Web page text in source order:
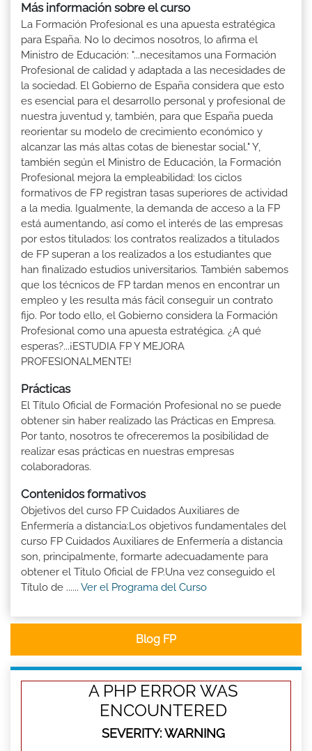
Más información sobre el curso
La Formación Profesional es una apuesta estratégica
para España. No lo decimos nosotros, lo afirma el
Ministro de Educación: "...necesitamos una Formación
Profesional de calidad y adaptada a las necesidades de
la sociedad. El Gobierno de España considera que esto
es esencial para el desarrollo personal y profesional de
nuestra juventud y, también, para que España pueda
reorientar su modelo de crecimiento económico y
alcanzar las más altas cotas de bienestar social." Y,
también según el Ministro de Educación, la Formación
Profesional mejora la empleabilidad: los ciclos
formativos de FP registran tasas superiores de actividad
a la media. Igualmente, la demanda de acceso a la FP
está aumentando, así como el interés de las empresas
por estos titulados: los contratos realizados a titulados
de FP superan a los realizados a los estudiantes que
han finalizado estudios universitarios. También sabemos
que los técnicos de FP tardan menos en encontrar un
empleo y les resulta más fácil conseguir un contrato
fijo. Por todo ello, el Gobierno considera la Formación
Profesional como una apuesta estratégica. ¿A qué
esperas?...¡ESTUDIA FP Y MEJORA
PROFESIONALMENTE!
Prácticas
El Título Oficial de Formación Profesional no se puede
obtener sin haber realizado las Prácticas en Empresa.
Por tanto, nosotros te ofreceremos la posibilidad de
realizar esas prácticas en nuestras empresas
colaboradoras.
Contenidos formativos
Objetivos del curso FP Cuidados Auxiliares de
Enfermería a distancia:Los objetivos fundamentales del
curso FP Cuidados Auxiliares de Enfermería a distancia
son, principalmente, formarte adecuadamente para
obtener el Titulo Oficial de FP.Una vez conseguido el
Título de ...... Ver el Programa del Curso
Blog FP
A PHP ERROR WAS
ENCOUNTERED
SEVERITY: WARNING